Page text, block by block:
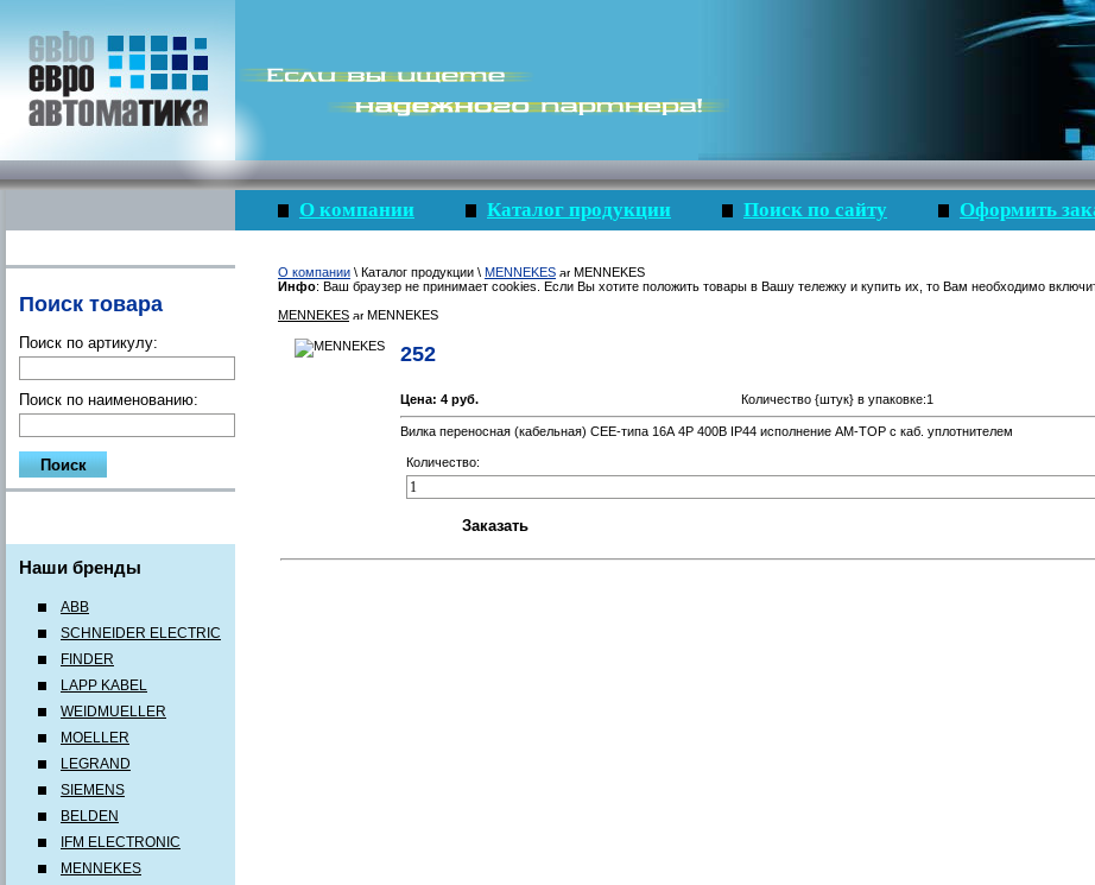
Поиск товара
Поиск по артикулу:
Поиск по наименованию:
Наши бренды
ABB
SCHNEIDER ELECTRIC
FINDER
LAPP KABEL
WEIDMUELLER
MOELLER
LEGRAND
SIEMENS
BELDEN
IFM ELECTRONIC
MENNEKES
О компании Каталог продукции Поиск по сайту Оформить
О компании \ Каталог продукции \ MENNEKES
MENNEKES
Инфо: Ваш браузер не принимает cookies. Если Вы хотите положить товары в Вашу тележку и купить их, то Вам необходимо
MENNEKES
MENNEKES
252
Цена: 4 руб. Количество {штук} в упаковке:1
Вилка переносная (кабельная) CEE-типа 16А 4Р 400В IP44 исполнение AM-TOP с каб. уплотнителем
Количество: